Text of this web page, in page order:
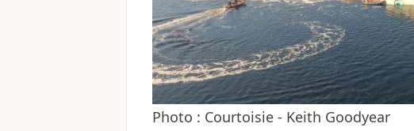
Photo : Courtoisie - Keith Goodyear